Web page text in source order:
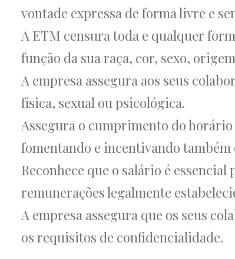
vontade expressa de forma livre e
A ETM censura toda e qualquer
função da sua raça, cor, sexo,
A empresa assegura aos seus
física, sexual ou psicológica.
Assegura o cumprimento do horário
fomentando e incentivando
Reconhece que o salário é
remunerações legalmente
A empresa assegura que os seus
os requisitos de confidencialidade.